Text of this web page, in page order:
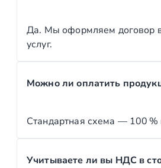
Да. Мы оформляем договор в
услуг.
Можно ли оплатить
Стандартная схема — 100 %
Учитываете ли вы НДС в